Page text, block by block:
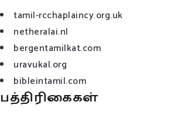
tamil-rcchaplaincy.org.uk
netheralai.nl
bergentamilkat.com
uravukal.org
bibleintamil.com
பத்திரிகைகள்